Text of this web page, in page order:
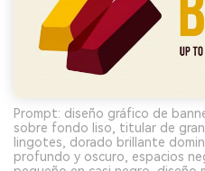
Prompt: diseño gráfico de
sobre fondo liso, titular de
lingotes, dorado brillante
profundo y oscuro, espacios